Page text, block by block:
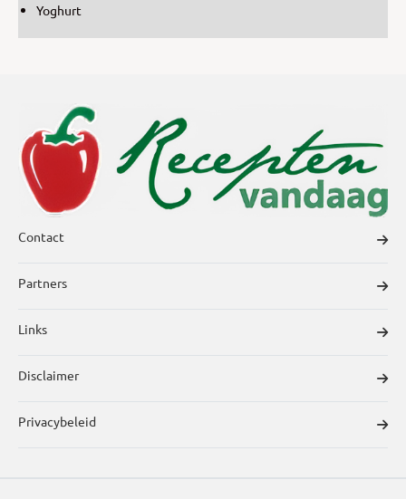
Yoghurt
Contact
Partners
Links
Disclaimer
Privacybeleid